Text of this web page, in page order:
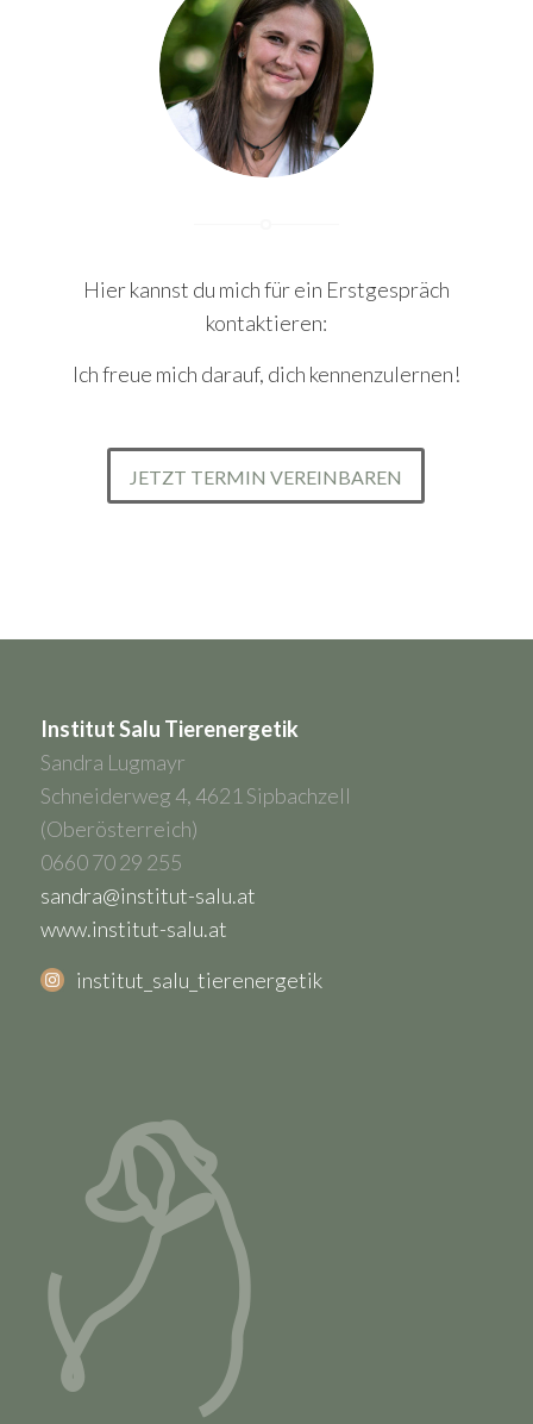
Hier kannst du mich für ein Erstgespräch
kontaktieren:
Ich freue mich darauf, dich kennenzulernen!
JETZT TERMIN VEREINBAREN
Institut Salu Tierenergetik
Sandra Lugmayr
Schneiderweg 4, 4621 Sipbachzell
(Oberösterreich)
0660 70 29 255
sandra@institut-salu.at
www.institut-salu.at
institut_salu_tierenergetik